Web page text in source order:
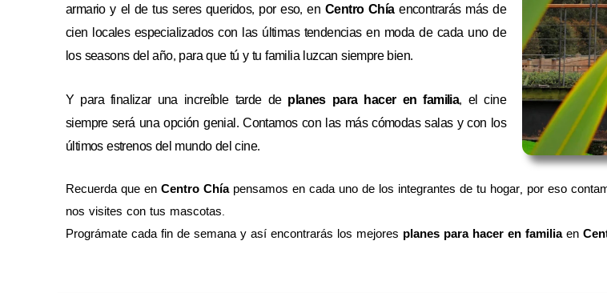
armario y el de tus seres queridos, por eso, en Centro Chíaencontrarás más de
cien locales especializados con las últimas tendencias en moda de cada uno de
los seasons del año, para que tú y tu familia luzcan siempre bien.
Y para finalizar una increíble tarde de planes para hacer en familia, el cine
siempre será una opción genial. Contamos con las más cómodas salas y con los
últimos estrenos del mundo del cine.
Recuerda que en Centro Chíapensamos en cada uno de los integrantes de tu hogar, por eso
nos visites con tus mascotas.
Prográmate cada fin de semana y así encontrarás los mejores planes para hacer en familiaen